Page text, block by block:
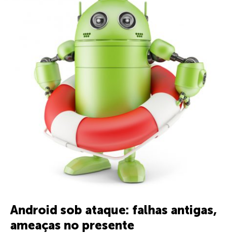
Android sob ataque: falhas antigas,
ameaças no presente